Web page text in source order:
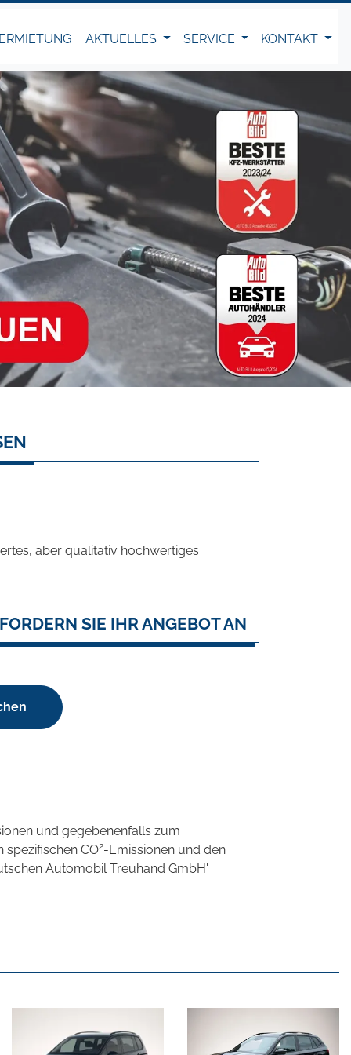
AKTUELLES SERVICE KONTAKT
aber qualitativ hochwertiges
SIE IHR ANGEBOT AN
und gegebenenfalls zum
CO2-Emissionen und den
Automobil Treuhand GmbH'